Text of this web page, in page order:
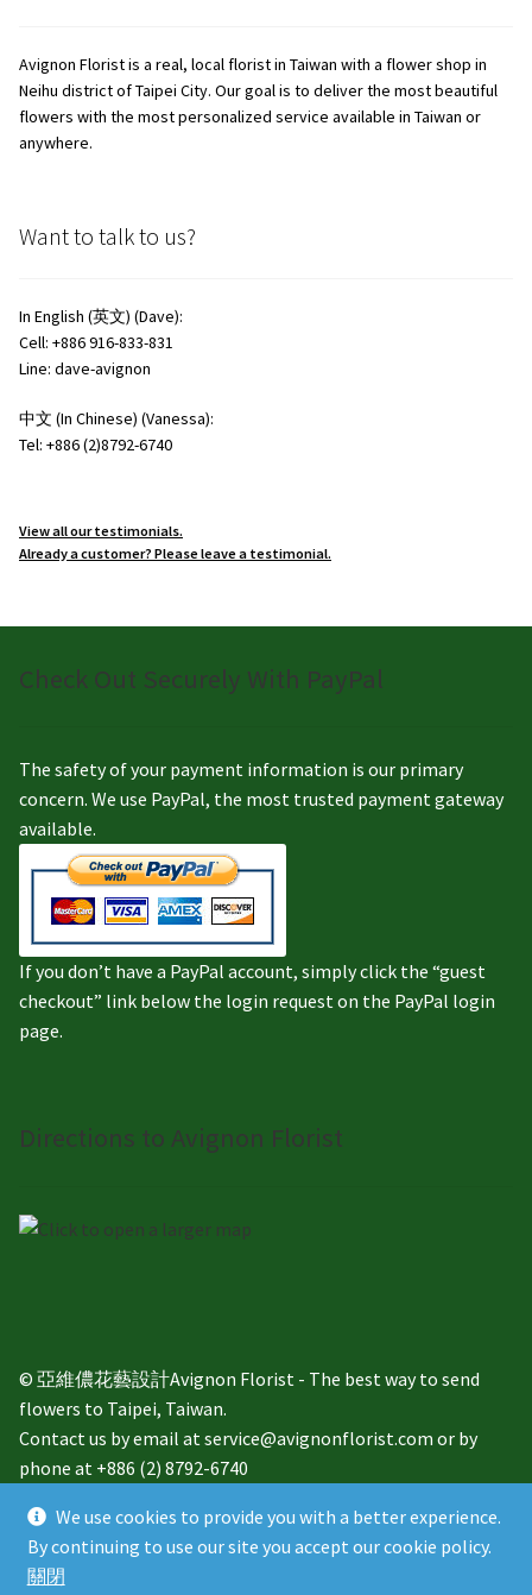
Avignon Florist is a real, local florist in Taiwan with a flower shop in
Neihu district of Taipei City. Our goal is to deliver the most beautiful
flowers with the most personalized service available in Taiwan or
anywhere.
Want to talk to us?
In English (英文) (Dave):
Cell: +886 916-833-831
Line: dave-avignon
中文 (In Chinese) (Vanessa):
Tel: +886 (2)8792-6740
View all our testimonials.
Already a customer? Please leave a testimonial.
Check Out Securely With PayPal
The safety of your payment information is our primary
concern. We use PayPal, the most trusted payment gateway
available.
If you don’t have a PayPal account, simply click the “guest
checkout” link below the login request on the PayPal login
page.
Directions to Avignon Florist
© 亞維儂花藝設計Avignon Florist - The best way to send
flowers to Taipei, Taiwan.
Contact us by email at service@avignonflorist.com or by
phone at +886 (2) 8792-6740
We use cookies to provide you with a better experience.
By continuing to use our site you accept our cookie policy.
關閉